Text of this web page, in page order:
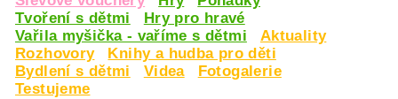
Tvoření s dětmi
Hry pro hravé
Vařila myšička - vaříme s dětmi
Aktuality
Rozhovory
Knihy a hudba pro děti
Bydlení s dětmi
Videa
Fotogalerie
Testujeme